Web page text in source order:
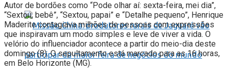
Autor de bordões como “Pode olhar aí: sexta-feira, mei dia”,
“Sextou, bebê”, “Sextou, papai” e “Detalhe pequeno”, Henrique
Maderite contagiava milhões de pessoas com expressões
que inspiravam um modo simples e leve de viver a vida. O
velório do influenciador acontece a partir do meio-dia deste
domingo (8). O sepultamento está marcado para as 16 horas,
em Belo Horizonte (MG).